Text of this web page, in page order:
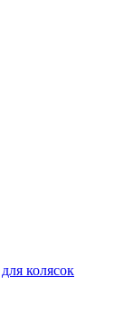
колясок